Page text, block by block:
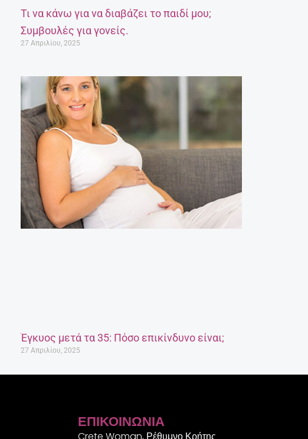
Τι να κάνω για να διαβάζει το παιδί μου;
Συμβουλές για γονείς.
27 Απριλίου, 2025
Έγκυος μετά τα 35: Πόσο επικίνδυνο είναι;
27 Απριλίου, 2025
ΕΠΙΚΟΙΝΩΝΊΑ